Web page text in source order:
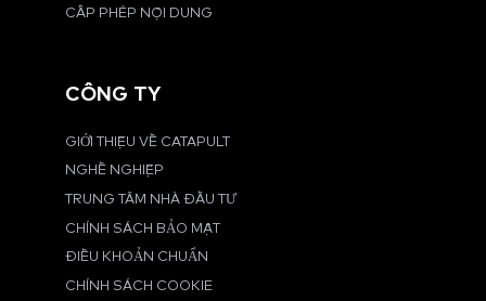
CẤP PHÉP NỘI DUNG
CÔNG TY
GIỚI THIỆU VỀ CATAPULT
NGHỀ NGHIỆP
TRUNG TÂM NHÀ ĐẦU TƯ
CHÍNH SÁCH BẢO MẬT
ĐIỀU KHOẢN CHUẨN
CHÍNH SÁCH COOKIE